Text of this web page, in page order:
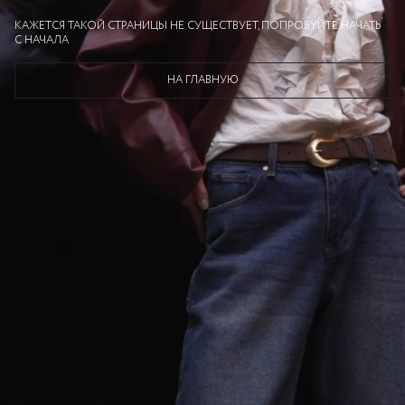
КАЖЕТСЯ ТАКОЙ СТРАНИЦЫ НЕ СУЩЕСТВУЕТ, ПОПРОБУЙТЕ НАЧАТЬ
С НАЧАЛА
НА ГЛАВНУЮ